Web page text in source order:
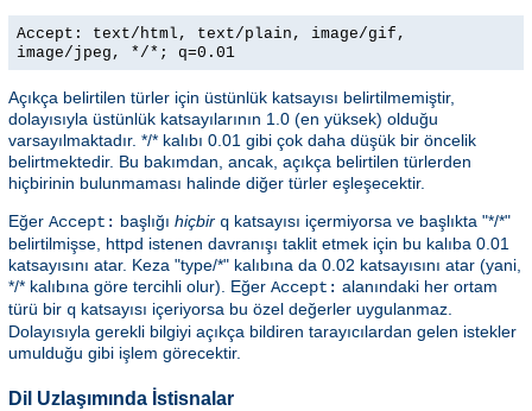
Accept: text/html, text/plain, image/gif,
image/jpeg, */*; q=0.01
Açıkça belirtilen türler için üstünlük katsayısı belirtilmemiştir,
dolayısıyla üstünlük katsayılarının 1.0 (en yüksek) olduğu
varsayılmaktadır. */* kalıbı 0.01 gibi çok daha düşük bir öncelik
belirtmektedir. Bu bakımdan, ancak, açıkça belirtilen türlerden
hiçbirinin bulunmaması halinde diğer türler eşleşecektir.
Eğer Accept: başlığı hiçbir q katsayısı içermiyorsa ve başlıkta "*/*"
belirtilmişse, httpd istenen davranışı taklit etmek için bu kalıba 0.01
katsayısını atar. Keza "type/*" kalıbına da 0.02 katsayısını atar (yani,
*/* kalıbına göre tercihli olur). Eğer Accept: alanındaki her ortam
türü bir q katsayısı içeriyorsa bu özel değerler uygulanmaz.
Dolayısıyla gerekli bilgiyi açıkça bildiren tarayıcılardan gelen istekler
umulduğu gibi işlem görecektir.
Dil Uzlaşımında İstisnalar